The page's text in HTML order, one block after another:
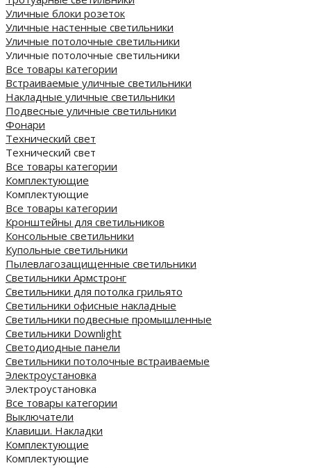
Уличные блоки розеток
Уличные настенные светильники
Уличные потолочные светильники
Уличные потолочные светильники
Все товары категории
Встраиваемые уличные светильники
Накладные уличные светильники
Подвесные уличные светильники
Фонари
Технический свет
Технический свет
Все товары категории
Комплектующие
Комплектующие
Все товары категории
Кронштейны для светильников
Консольные светильники
Купольные светильники
Пылевлагозащищенные светильники
Светильники Армстронг
Светильники для потолка грильято
Светильники офисные накладные
Светильники подвесные промышленные
Светильники Downlight
Светодиодные панели
Cветильники потолочные встраиваемые
Электроустановка
Электроустановка
Все товары категории
Выключатели
Клавиши. Накладки
Комплектующие
Комплектующие